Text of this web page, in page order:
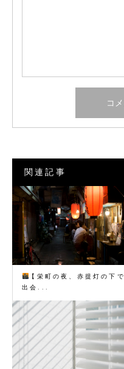
関連記事
【栄町の夜、赤提灯の下で
出会...